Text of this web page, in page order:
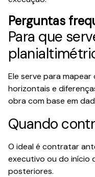
Perguntas
Para que
Ele serve para
horizontais e
obra com base em
Quando
O ideal é contratar
executivo ou do início
posteriores.